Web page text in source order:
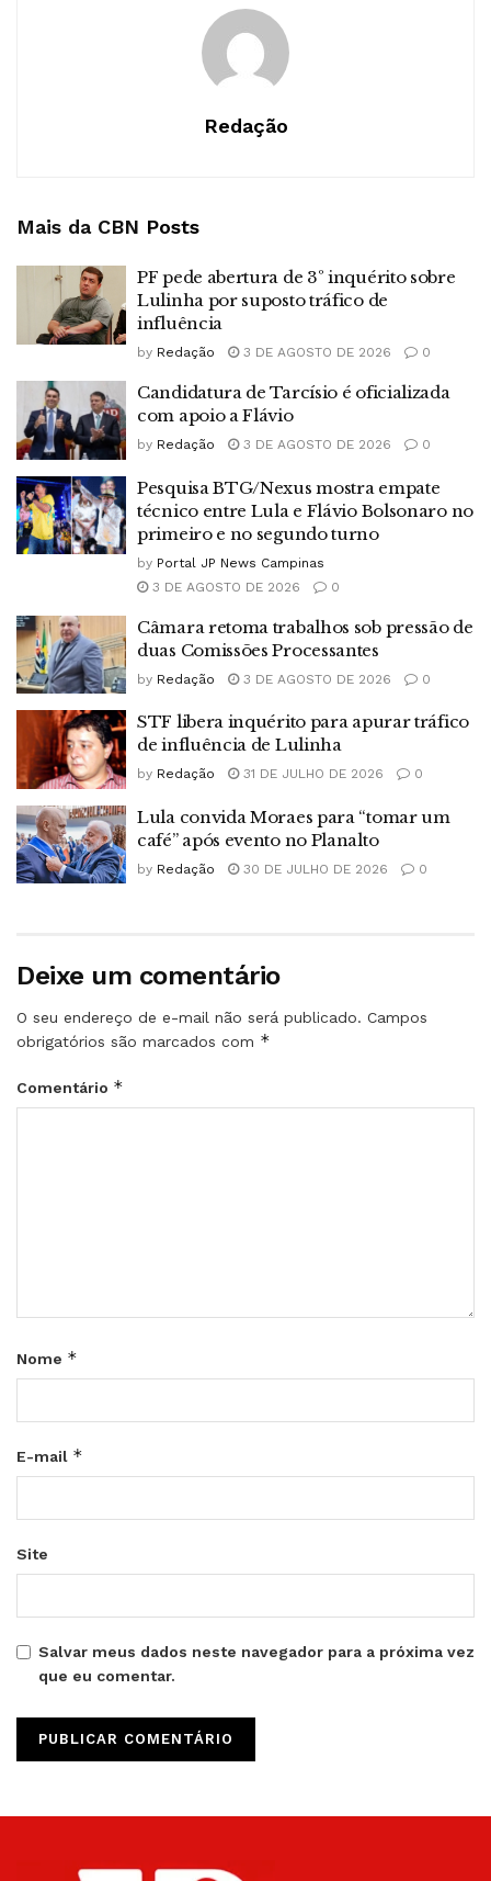
Redação
Mais da CBN Posts
PF pede abertura de 3º inquérito sobre
Lulinha por suposto tráfico de
influência
by Redação 3 DE AGOSTO DE 2026 0
Candidatura de Tarcísio é oficializada
com apoio a Flávio
by Redação 3 DE AGOSTO DE 2026 0
Pesquisa BTG/Nexus mostra empate
técnico entre Lula e Flávio Bolsonaro no
primeiro e no segundo turno
by Portal JP News Campinas
3 DE AGOSTO DE 2026
0
Câmara retoma trabalhos sob pressão de
duas Comissões Processantes
by Redação 3 DE AGOSTO DE 2026 0
STF libera inquérito para apurar tráfico
de influência de Lulinha
by Redação 31 DE JULHO DE 2026 0
Lula convida Moraes para “tomar um
café” após evento no Planalto
by Redação 30 DE JULHO DE 2026 0
Deixe um comentário
O seu endereço de e-mail não será publicado. Campos
obrigatórios são marcados com *
Comentário *
Nome *
E-mail *
Site
Salvar meus dados neste navegador para a próxima vez
que eu comentar.